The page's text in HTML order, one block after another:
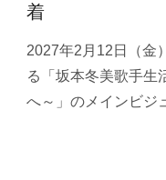
着
2027年2月12日（金
る「坂本冬美歌手生
へ～」のメインビジ